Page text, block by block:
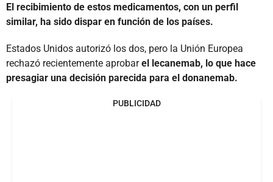
El recibimiento de estos medicamentos, con un perfil
similar, ha sido dispar en función de los países.
Estados Unidos autorizó los dos, pero la Unión Europea
rechazó recientemente aprobarel lecanemab, lo que hace
presagiar una decisión parecida para el donanemab.
PUBLICIDAD